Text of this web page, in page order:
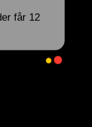
får 12